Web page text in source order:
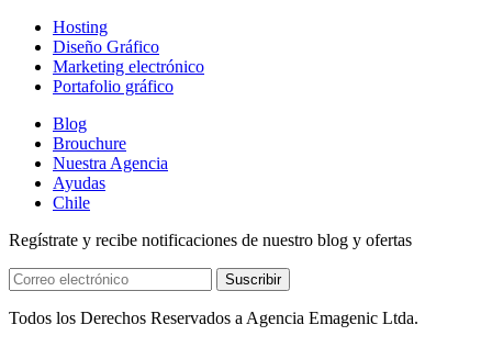
Hosting
Diseño Gráfico
Marketing electrónico
Portafolio gráfico
Blog
Brouchure
Nuestra Agencia
Ayudas
Chile
Regístrate y recibe notificaciones de nuestro blog y ofertas
Suscribir
Todos los Derechos Reservados a Agencia Emagenic Ltda.